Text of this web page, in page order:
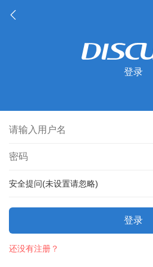
登录
安全提问(未设置请忽略)
登录
还没有注册？